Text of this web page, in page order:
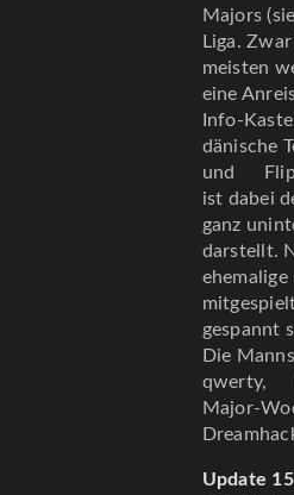
Majors
Liga.
meisten
eine
Info-
dänische
und
ist dabei
ganz
darstellt.
gespannt
Die
qwerty,
Major-
Update